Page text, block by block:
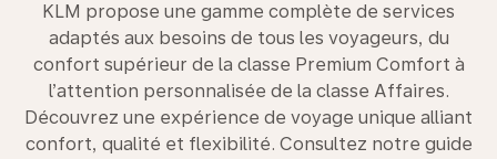
KLM propose une gamme complète de services
adaptés aux besoins de tous les voyageurs, du
confort supérieur de la classe Premium Comfort à
l’attention personnalisée de la classe Affaires.
Découvrez une expérience de voyage unique alliant
confort, qualité et flexibilité. Consultez notre guide